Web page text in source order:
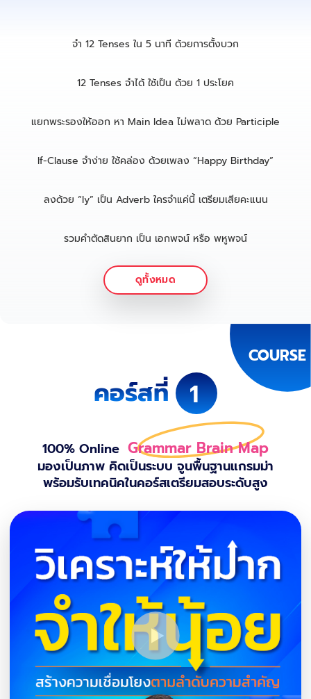
จำ 12 Tenses ใน 5 นาที ด้วยการตั้งบวก
12 Tenses จำได้ ใช้เป็น ด้วย 1 ประโยค
แยกพระรองให้ออก หา Main Idea ไม่พลาด ด้วย Participle
If-Clause จำง่าย ใช้คล่อง ด้วยเพลง “Happy Birthday”
ลงด้วย “ly” เป็น Adverb ใครจำแค่นี้ เตรียมเสียคะแนน
รวมคำตัดสินยาก เป็น เอกพจน์ หรือ พหูพจน์
ดูทั้งหมด
COURSE
คอร์สที่ 1
100% Online Grammar Brain Map
มองเป็นภาพ คิดเป็นระบบ จูนพื้นฐานแกรมม่า
พร้อมรับเทคนิคในคอร์สเตรียมสอบระดับสูง